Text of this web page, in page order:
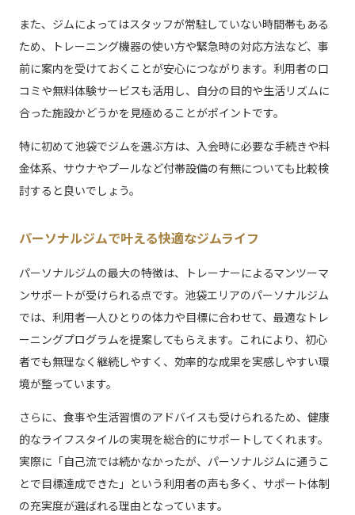
また、ジムによってはスタッフが常駐していない時間帯もある
ため、トレーニング機器の使い方や緊急時の対応方法など、事
前に案内を受けておくことが安心につながります。利用者の口
コミや無料体験サービスも活用し、自分の目的や生活リズムに
合った施設かどうかを見極めることがポイントです。
特に初めて池袋でジムを選ぶ方は、入会時に必要な手続きや料
金体系、サウナやプールなど付帯設備の有無についても比較検
討すると良いでしょう。
パーソナルジムで叶える快適なジムライフ
パーソナルジムの最大の特徴は、トレーナーによるマンツーマ
ンサポートが受けられる点です。池袋エリアのパーソナルジム
では、利用者一人ひとりの体力や目標に合わせて、最適なトレ
ーニングプログラムを提案してもらえます。これにより、初心
者でも無理なく継続しやすく、効率的な成果を実感しやすい環
境が整っています。
さらに、食事や生活習慣のアドバイスも受けられるため、健康
的なライフスタイルの実現を総合的にサポートしてくれます。
実際に「自己流では続かなかったが、パーソナルジムに通うこ
とで目標達成できた」という利用者の声も多く、サポート体制
の充実度が選ばれる理由となっています。